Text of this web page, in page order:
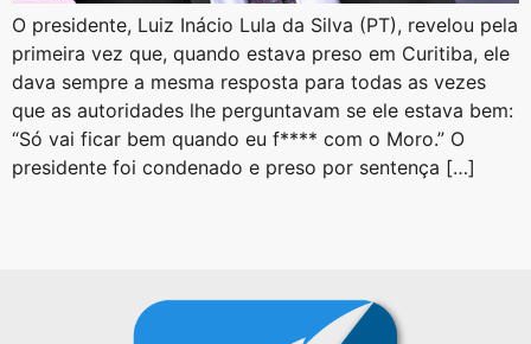
O presidente, Luiz Inácio Lula da Silva (PT), revelou pela
primeira vez que, quando estava preso em Curitiba, ele
dava sempre a mesma resposta para todas as vezes
que as autoridades lhe perguntavam se ele estava bem:
“Só vai ficar bem quando eu f**** com o Moro.” O
presidente foi condenado e preso por sentença […]